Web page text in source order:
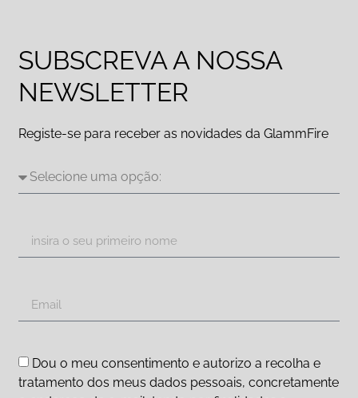
SUBSCREVA A NOSSA
NEWSLETTER
Registe-se para receber as novidades da GlammFire
Dou o meu consentimento e autorizo a recolha e
tratamento dos meus dados pessoais, concretamente